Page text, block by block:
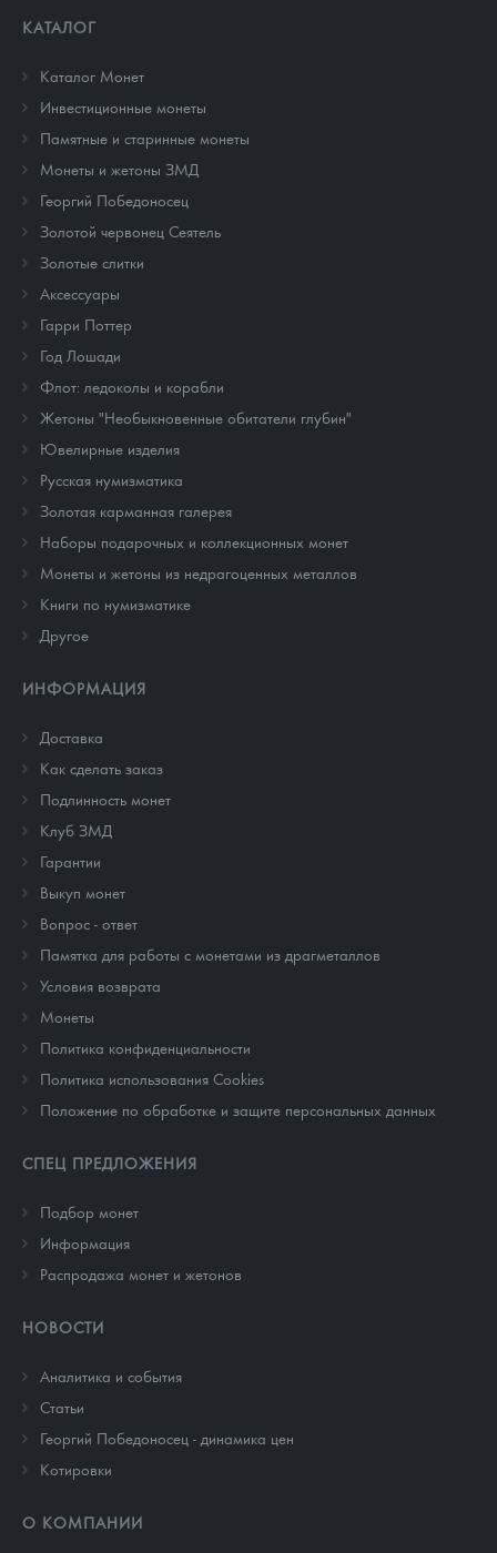
КАТАЛОГ
Каталог Монет
Инвестиционные монеты
Памятные и старинные монеты
Монеты и жетоны ЗМД
Георгий Победоносец
Золотой червонец Сеятель
Золотые слитки
Аксессуары
Гарри Поттер
Год Лошади
Флот: ледоколы и корабли
Жетоны "Необыкновенные обитатели глубин"
Ювелирные изделия
Русская нумизматика
Золотая карманная галерея
Наборы подарочных и коллекционных монет
Монеты и жетоны из недрагоценных металлов
Книги по нумизматике
Другое
ИНФОРМАЦИЯ
Доставка
Как сделать заказ
Подлинность монет
Клуб ЗМД
Гарантии
Выкуп монет
Вопрос - ответ
Памятка для работы с монетами из драгметаллов
Условия возврата
Монеты
Политика конфиденциальности
Политика использования Cookies
Положение по обработке и защите персональных данных
СПЕЦ ПРЕДЛОЖЕНИЯ
Подбор монет
Информация
Распродажа монет и жетонов
НОВОСТИ
Аналитика и события
Cтатьи
Георгий Победоносец - динамика цен
Котировки
О КОМПАНИИ